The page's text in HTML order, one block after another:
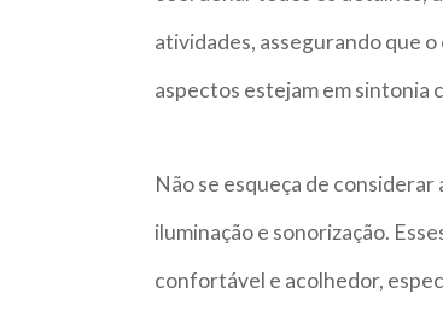
atividades, assegurando que
aspectos estejam em sintonia
Não se esqueça de
iluminação e sonorização.
confortável e acolhedor,